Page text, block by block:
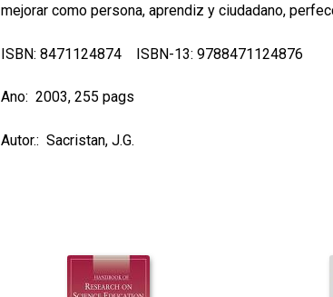
mejorar como persona, aprendiz y ciudadano,
ISBN: 8471124874 ISBN-13: 9788471124876
Ano: 2003, 255 pags
Autor.: Sacristan, J.G.